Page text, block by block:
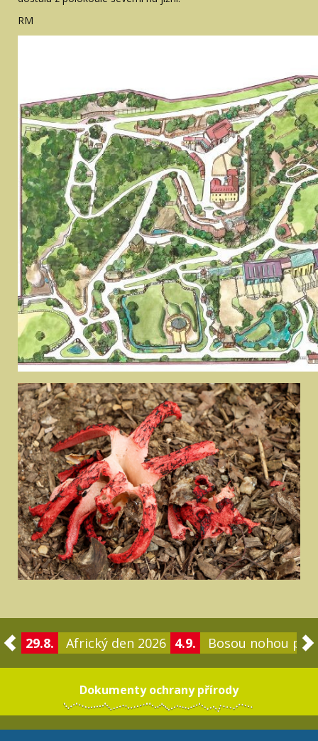
RM
29.8. Africký den 2026 4.9. Bosou nohou po
Dokumenty ochrany přírody